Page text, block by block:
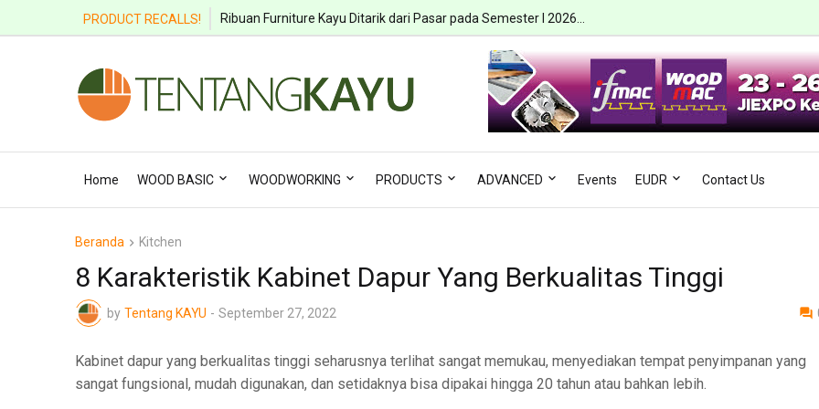
PRODUCT RECALLS! Ribuan Furniture Kayu Ditarik dari Pasar pada Semester I 2026...
Home WOOD BASIC WOODWORKING PRODUCTS ADVANCED Events EUDR Contact Us
Beranda Kitchen
8 Karakteristik Kabinet Dapur Yang Berkualitas Tinggi
by Tentang KAYU - September 27, 2022
Kabinet dapur yang berkualitas tinggi seharusnya terlihat sangat memukau, menyediakan tempat penyimpanan yang
sangat fungsional, mudah digunakan, dan setidaknya bisa dipakai hingga 20 tahun atau bahkan lebih.